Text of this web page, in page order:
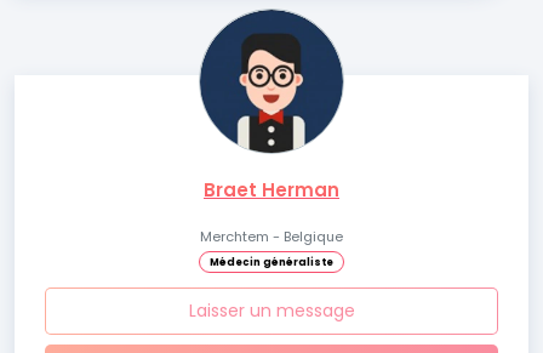
Braet Herman
Merchtem - Belgique
Médecin généraliste
Laisser un message